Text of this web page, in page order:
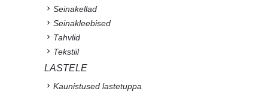
Seinakellad
Seinakleebised
Tahvlid
Tekstiil
LASTELE
Kaunistused lastetuppa